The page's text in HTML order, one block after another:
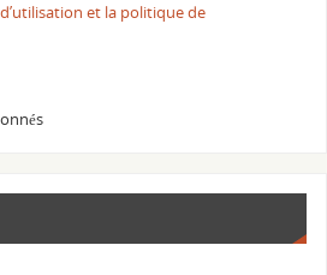
et la politique de